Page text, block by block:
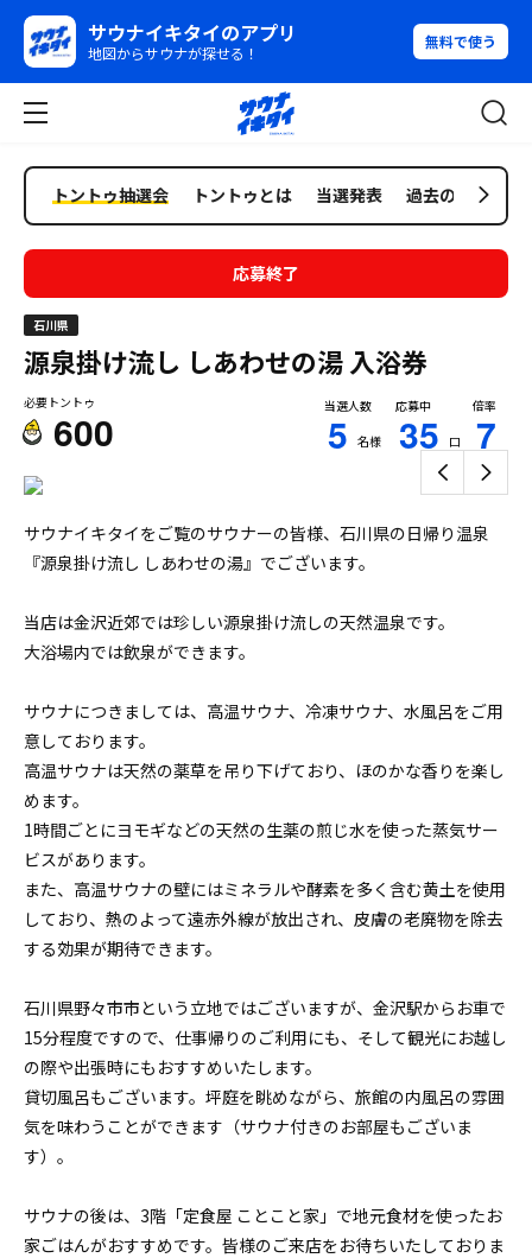
サウナイキタイのアプリ
地図からサウナが探せる！
無料で使う
トントゥ抽選会 トントゥとは 当選発表 過去の抽選会
応募終了
石川県
源泉掛け流し しあわせの湯 入浴券
必要トントゥ
600
当選人数
5 名様
応募中
35 口
倍率
7
サウナイキタイをご覧のサウナーの皆様、石川県の日帰り温泉
『源泉掛け流し しあわせの湯』でございます。
当店は金沢近郊では珍しい源泉掛け流しの天然温泉です。
大浴場内では飲泉ができます。
サウナにつきましては、高温サウナ、冷凍サウナ、水風呂をご用
意しております。
高温サウナは天然の薬草を吊り下げており、ほのかな香りを楽し
めます。
1時間ごとにヨモギなどの天然の生薬の煎じ水を使った蒸気サー
ビスがあります。
また、高温サウナの壁にはミネラルや酵素を多く含む黄土を使用
しており、熱のよって遠赤外線が放出され、皮膚の老廃物を除去
する効果が期待できます。
石川県野々市市という立地ではございますが、金沢駅からお車で
15分程度ですので、仕事帰りのご利用にも、そして観光にお越し
の際や出張時にもおすすめいたします。
貸切風呂もございます。坪庭を眺めながら、旅館の内風呂の雰囲
気を味わうことができます（サウナ付きのお部屋もございま
す）。
サウナの後は、3階「定食屋 ことこと家」で地元食材を使ったお
家ごはんがおすすめです。皆様のご来店をお待ちいたしておりま